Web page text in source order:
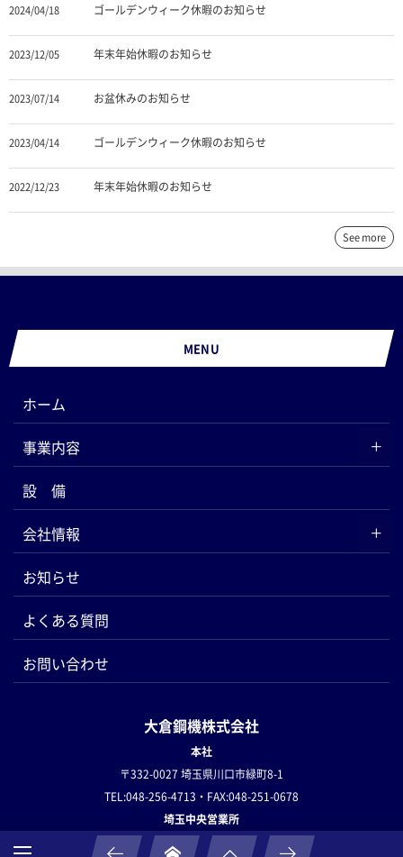
2024/04/18 ゴールデンウィーク休暇のお知らせ
2023/12/05 年末年始休暇のお知らせ
2023/07/14 お盆休みのお知らせ
2023/04/14 ゴールデンウィーク休暇のお知らせ
2022/12/23 年末年始休暇のお知らせ
See more
MENU
ホーム
事業内容
設 備
会社情報
お知らせ
よくある質問
お問い合わせ
大倉鋼機株式会社
本社
〒332-0027 埼玉県川口市緑町8-1
TEL:048-256-4713・FAX:048-251-0678
埼玉中央営業所
〒362-0806 埼玉県北足立郡伊奈町小室671-7